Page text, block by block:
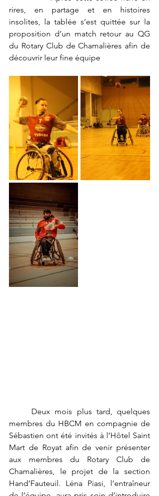
rires, en partage et en histoires
insolites, la tablée s’est quittée sur la
proposition d’un match retour au QG
du Rotary Club de Chamalières afin de
découvrir leur fine équipe
membres du HBCM en compagnie de
Sébastien ont été invités à l’Hôtel Saint
Mart de Royat afin de venir présenter
aux membres du Rotary Club de
Chamalières, le projet de la section
Hand’Fauteuil. Léna Piasi, l’entraîneur